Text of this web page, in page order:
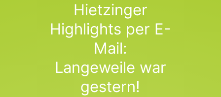
Hietzinger
Highlights per E-
Mail:
Langeweile war
gestern!